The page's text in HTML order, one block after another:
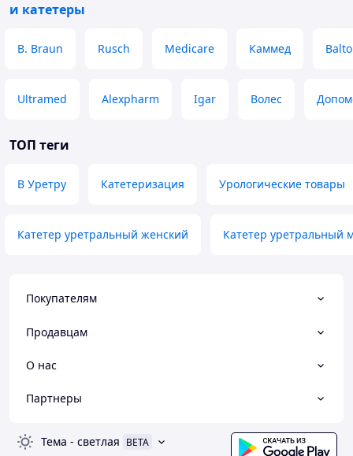
и катетеры
B. Braun Rusch Medicare Каммед
Ultramed Alexpharm Igar Волес
ТОП теги
В Уретру Катетеризация Урологические товары
Катетер уретральный женский Катетер уретральный
Покупателям
Продавцам
О нас
Партнеры
Тема - светлая BETA